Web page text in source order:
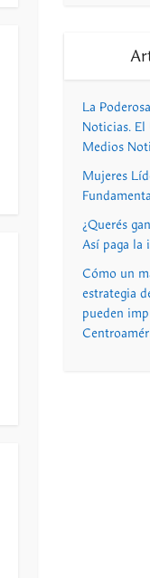
La
Noticias.
Medios
Mujeres
¿Querés
Así paga la
Cómo un
estrategia
pueden